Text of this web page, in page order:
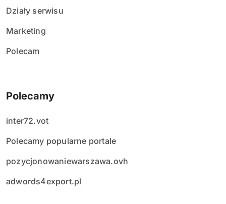
Działy serwisu
Marketing
Polecam
Polecamy
inter72.vot
Polecamy popularne portale
pozycjonowaniewarszawa.ovh
adwords4export.pl